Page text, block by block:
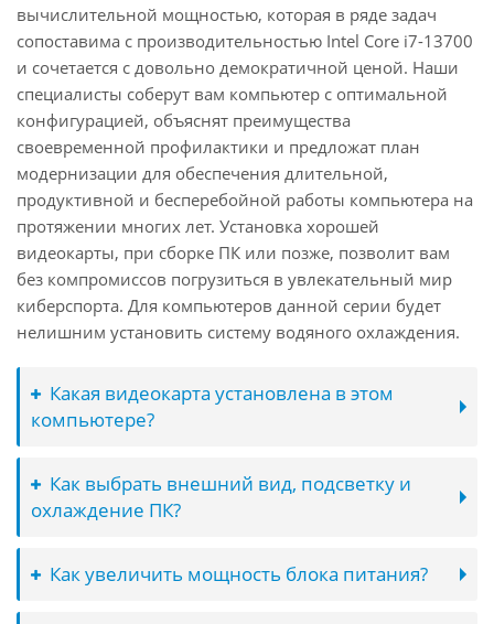
вычислительной мощностью, которая в ряде задач
сопоставима с производительностью Intel Core i7-13700
и сочетается с довольно демократичной ценой. Наши
специалисты соберут вам компьютер с оптимальной
конфигурацией, объяснят преимущества
своевременной профилактики и предложат план
модернизации для обеспечения длительной,
продуктивной и бесперебойной работы компьютера на
протяжении многих лет. Установка хорошей
видеокарты, при сборке ПК или позже, позволит вам
без компромиссов погрузиться в увлекательный мир
киберспорта. Для компьютеров данной серии будет
нелишним установить систему водяного охлаждения.
Какая видеокарта установлена в этом
компьютере?
Как выбрать внешний вид, подсветку и
охлаждение ПК?
Как увеличить мощность блока питания?